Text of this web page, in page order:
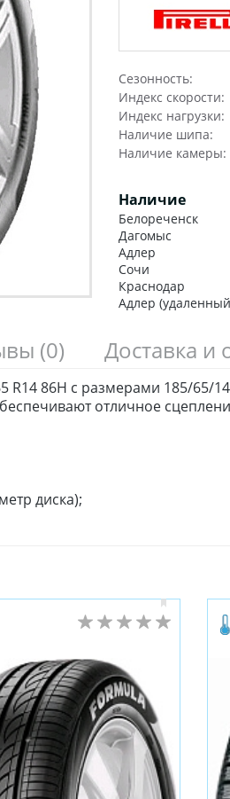
Сезонность:
Индекс скорости:
Индекс нагрузки:
Наличие шипа:
Наличие камеры:
Наличие
Белореченск
Дагомыс
Адлер
Сочи
Краснодар
Адлер
(0) Доставка и
R14 86H с размерами 185/
отличное
диска);